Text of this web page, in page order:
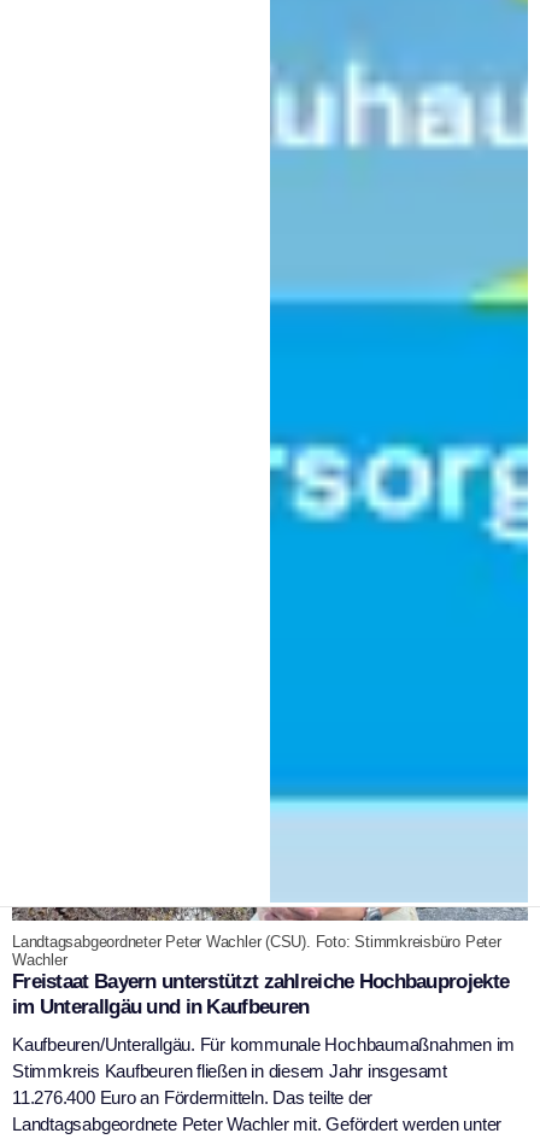
11,2 Millionen Euro für Schulen
und Kitas im Stimmkreis
Landtagsabgeordneter Peter Wachler (CSU). Foto: Stimmkreisbüro Peter
Wachler
Freistaat Bayern unterstützt zahlreiche Hochbauprojekte
im Unterallgäu und in Kaufbeuren
Kaufbeuren/Unterallgäu. Für kommunale Hochbaumaßnahmen im
Stimmkreis Kaufbeuren fließen in diesem Jahr insgesamt
11.276.400 Euro an Fördermitteln. Das teilte der
Landtagsabgeordnete Peter Wachler mit. Gefördert werden unter